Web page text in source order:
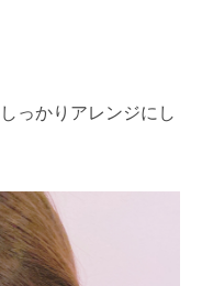
っかりアレンジにし